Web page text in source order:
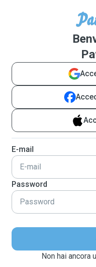
E-mail
Password
Non hai ancora